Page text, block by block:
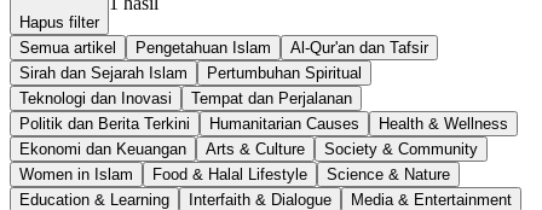
Hapus filter
Semua artikel Pengetahuan Islam
Al-Qur'an dan Tafsir
Sirah dan Sejarah Islam
Pertumbuhan Spiritual
Teknologi dan Inovasi
Tempat dan Perjalanan
Politik dan Berita Terkini
Humanitarian Causes
Health & Wellness
Ekonomi dan Keuangan
Arts & Culture
Society & Community
Women in Islam
Food & Halal Lifestyle
Science & Nature
Education & Learning
Interfaith & Dialogue
Media & Entertainment